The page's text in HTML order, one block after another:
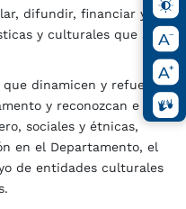
difundir, financiar y
y culturales que se
que dinamicen y refuercen
y reconozcan e
sociales y étnicas,
en el Departamento, el
de entidades culturales